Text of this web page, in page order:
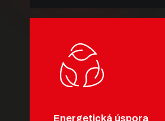
Energetická úspora